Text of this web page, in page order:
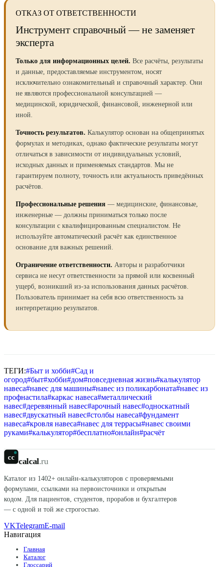
ОТКАЗ ОТ ОТВЕТСТВЕННОСТИ
Инструмент справочный — не заменяет
эксперта
Только для информационных целей. Все расчёты, результаты
и данные, предоставляемые инструментом, носят
исключительно ознакомительный и справочный характер. Они
не являются профессиональной консультацией —
медицинской, юридической, финансовой, инженерной или
иной.
Точность результатов. Калькулятор основан на общепринятых
формулах и методиках, однако фактические результаты могут
отличаться в зависимости от индивидуальных условий,
исходных данных и применяемых стандартов. Мы не
гарантируем полноту, точность или актуальность приведённых
расчётов.
Профессиональные решения — медицинские, финансовые,
инженерные — должны приниматься только после
консультации с квалифицированным специалистом. Не
используйте автоматический расчёт как единственное
основание для важных решений.
Ограничение ответственности. Авторы и разработчики
сервиса не несут ответственности за прямой или косвенный
ущерб, возникший из-за использования данных расчётов.
Пользователь принимает на себя всю ответственность за
интерпретацию результатов.
ТЕГИ:#Быт и хобби#Сад и
огород#быт#хобби#дом#повседневная жизнь#калькулятор
навеса#навес для машины#навес из поликарбоната#навес из
профнастила#каркас навеса#металлический
навес#деревянный навес#арочный навес#односкатный
навес#двускатный навес#столбы навеса#фундамент
навеса#кровля навеса#навес для террасы#навес своими
руками#калькулятор#бесплатно#онлайн#расчёт
cc calcal.ru
Каталог из 1402+ онлайн-калькуляторов с проверяемыми
формулами, ссылками на первоисточники и открытым
кодом. Для пациентов, студентов, прорабов и бухгалтеров
— с одной и той же строгостью.
VKTelegramE-mail
Навигация
Главная
Каталог
Глоссарий